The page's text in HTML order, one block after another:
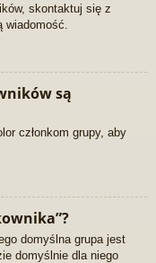
skontaktuj się z
wiadomość.
są
członkom grupy, aby
domyślna grupa jest
domyślnie dla niego